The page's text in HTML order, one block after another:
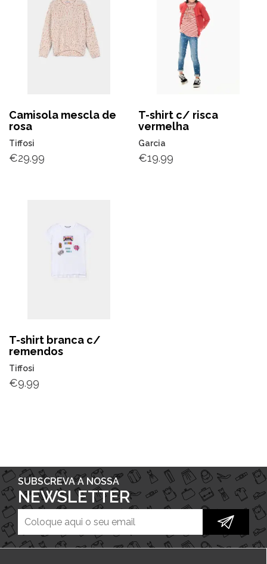
Camisola mescla de
rosa
Tiffosi
€29.99
T-shirt c/ risca
vermelha
Garcia
€19.99
T-shirt branca c/
remendos
Tiffosi
€9.99
SUBSCREVA A NOSSA
NEWSLETTER